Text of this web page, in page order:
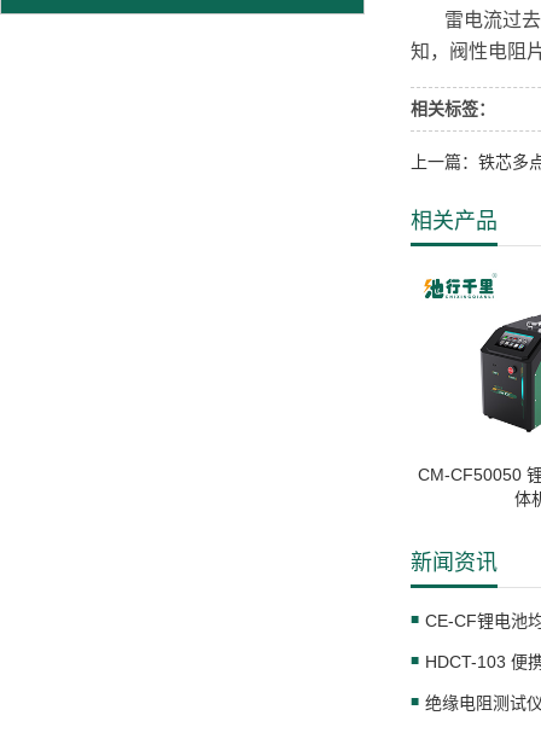
雷电流过去
知，阀性电阻
相关标签：
上一篇：铁芯多
相关产品
CM-CF50050
体
新闻资讯
HDCT-103 便
绝缘电阻测试